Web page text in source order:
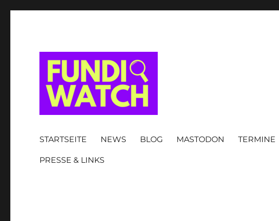
STARTSEITE NEWS BLOG MASTODON TERMINE
PRESSE & LINKS